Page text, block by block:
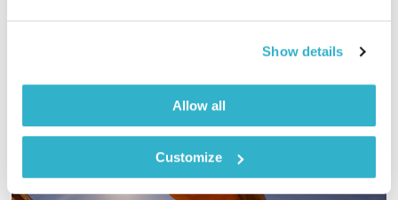
Show details
Allow all
Customize